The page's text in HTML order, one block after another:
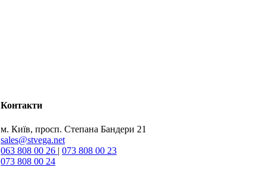
Контакти
м. Київ, просп. Степана Бандери 21
sales@stvega.net
063 808 00 26 | 073 808 00 23
073 808 00 24